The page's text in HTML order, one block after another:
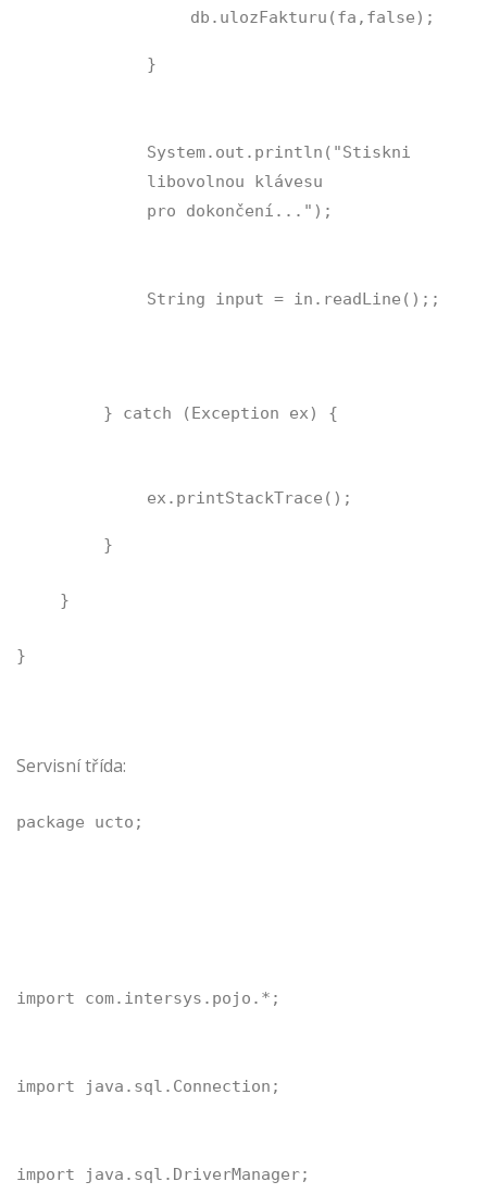
db.ulozFakturu(fa,false);
}
System.out.println("Stiskni
libovolnou klávesu
pro dokončení...");
String input = in.readLine();;
} catch (Exception ex) {
ex.printStackTrace();
}
}
}
Servisní třída:
package ucto;
import com.intersys.pojo.*;
import java.sql.Connection;
import java.sql.DriverManager;